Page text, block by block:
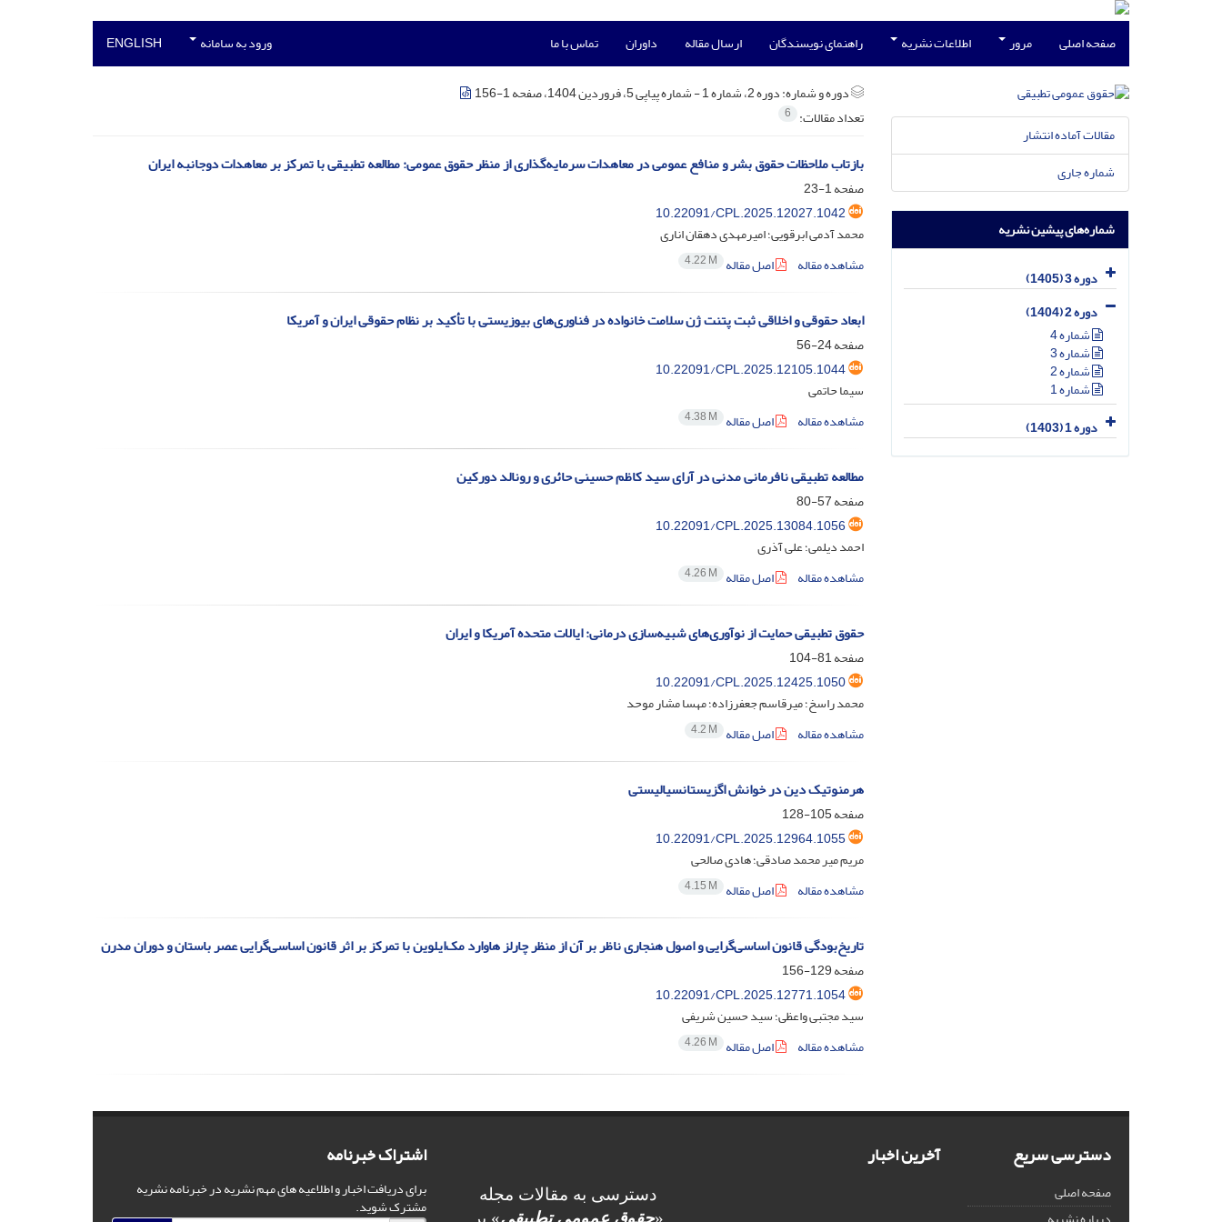
صفحه اصلی مرور اطلاعات نشریه راهنمای نویسندگان ارسال مقاله داوران تماس با ما ورود به سامانه ENGLISH
دوره و شماره:دوره 2، شماره 1 - شماره پیاپی 5، فروردین 1404، صفحه 1-156
تعداد مقالات: 6
بازتاب ملاحظات حقوق بشر و منافع عمومی در معاهدات سرمایه‌گذاری از منظر حقوق عمومی: مطالعه تطبیقی با تمرکز بر معاهدات دوجانبه ایران
صفحه1-23
10.22091/CPL.2025.12027.1042
محمد آدمی ابرقویی؛ امیرمهدی دهقان اناری
مشاهده مقاله
اصل مقاله 4.22 M
ابعاد حقوقی و اخلاقی ثبت پتنت ژن سلامت خانواده در فناوری‌های بیوزیستی با تأکید بر نظام حقوقی ایران و آمریکا
صفحه24-56
10.22091/CPL.2025.12105.1044
سیما حاتمی
مشاهده مقاله
اصل مقاله 4.38 M
مطالعه تطبیقی نافرمانی مدنی در آرای سید کاظم حسینی حائری و رونالد دورکین
صفحه57-80
10.22091/CPL.2025.13084.1056
احمد دیلمی؛ علی آذری
مشاهده مقاله
اصل مقاله 4.26 M
حقوق تطبیقی حمایت از نوآوری‌های شبیه‌سازی درمانی: ایالات ‌متحده آمریکا و ایران
صفحه81-104
10.22091/CPL.2025.12425.1050
محمد راسخ؛ میرقاسم جعفرزاده؛ مهسا مشار موحد
مشاهده مقاله
اصل مقاله 4.2 M
هرمنوتیک دین در خوانش اگزیستانسیالیستی
صفحه105-128
10.22091/CPL.2025.12964.1055
مریم میر محمد صادقی؛ هادی صالحی
مشاهده مقاله
اصل مقاله 4.15 M
تاریخ‌بودگی قانون اساسی‌گرایی و اصول هنجاری ناظر بر آن از منظر چارلز هاوارد مک‌ایلوین با تمرکز بر اثر قانون اساسی‌گرایی عصر باستان و دوران مدرن
صفحه129-156
10.22091/CPL.2025.12771.1054
سید مجتبی واعظی؛ سید حسین شریفی
مشاهده مقاله
اصل مقاله 4.26 M
مقالات آماده انتشار
شماره جاری
شماره‌های پیشین نشریه
دوره 3 (1405)
دوره 2 (1404)
شماره 4
شماره 3
شماره 2
شماره 1
دوره 1 (1403)
دسترسی سریع
صفحه اصلی
آخرین اخبار
دسترسی به مقالات مجله
«حقوق عمومی تطبیقی» بر
اشتراک خبرنامه
برای دریافت اخبار و اطلاعیه های مهم نشریه در خبرنامه نشریه
مشترک شوید.